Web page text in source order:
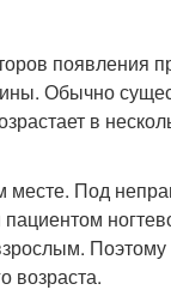
появления
Обычно
в
месте. Под
Поэтому
возраста.